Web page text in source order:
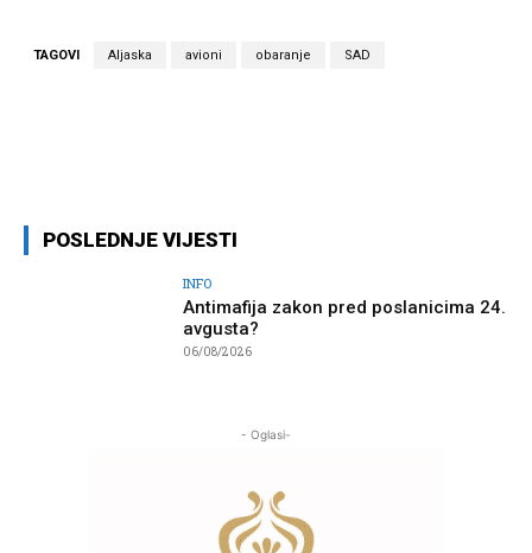
TAGOVI Aljaska avioni obaranje SAD
POSLEDNJE VIJESTI
INFO
Antimafija zakon pred poslanicima 24.
avgusta?
06/08/2026
- Oglasi-